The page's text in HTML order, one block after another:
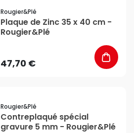
Rougier&plé
Plaque de Zinc 35 x 40 cm -
Rougier&Plé
47,70 €
Rougier&plé
Contreplaqué spécial
gravure 5 mm - Rougier&Plé